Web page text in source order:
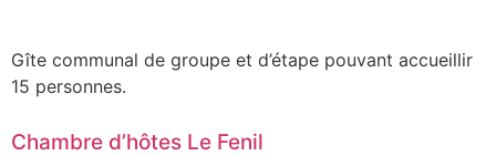
Gîte communal de groupe et d’étape pouvant accueillir
15 personnes.
Chambre d’hôtes Le Fenil